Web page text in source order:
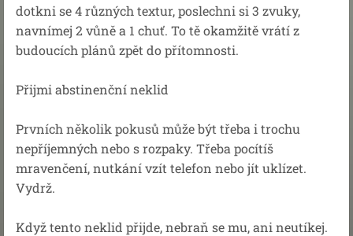
dotkni se 4 různých textur, poslechni si 3 zvuky,
navnímej 2 vůně a 1 chuť. To tě okamžitě vrátí z
budoucích plánů zpět do přítomnosti.
Přijmi abstinenční neklid
Prvních několik pokusů může být třeba i trochu
nepříjemných nebo s rozpaky. Třeba pocítíš
mravenčení, nutkání vzít telefon nebo jít uklízet.
Vydrž.
Když tento neklid přijde, nebraň se mu, ani neutíkej.